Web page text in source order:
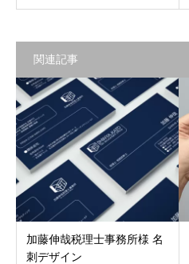
関連記事
加藤伸哉税理士事務所様 名
刺デザイン